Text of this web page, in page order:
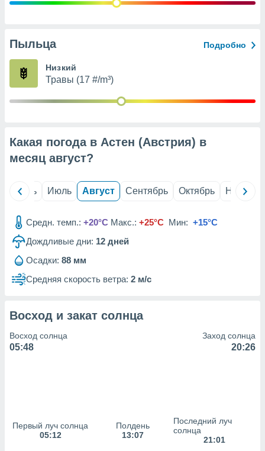
рекламы
сведения
1199
Пыльца Подробно
Низкий
Травы (17 #/m³)
Какая погода в Астен (Австрия) в
месяц август?
Июнь Июль Август Сентябрь Октябрь Ноябрь
Средн. темп.: +20°C Макс.: +25°C Мин: +15°C
Дождливые дни: 12 дней
Осадки: 88 мм
Средняя скорость ветра: 2 м/с
Восход и закат солнца
Восход солнца
05:48
Заход солнца
20:26
Первый луч солнца
05:12
Полдень
13:07
Последний луч
солнца
21:01